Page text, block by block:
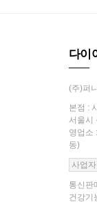
다이
(주)퍼
본점 :
서울시
영업소
동)
사업
통신판
건강기